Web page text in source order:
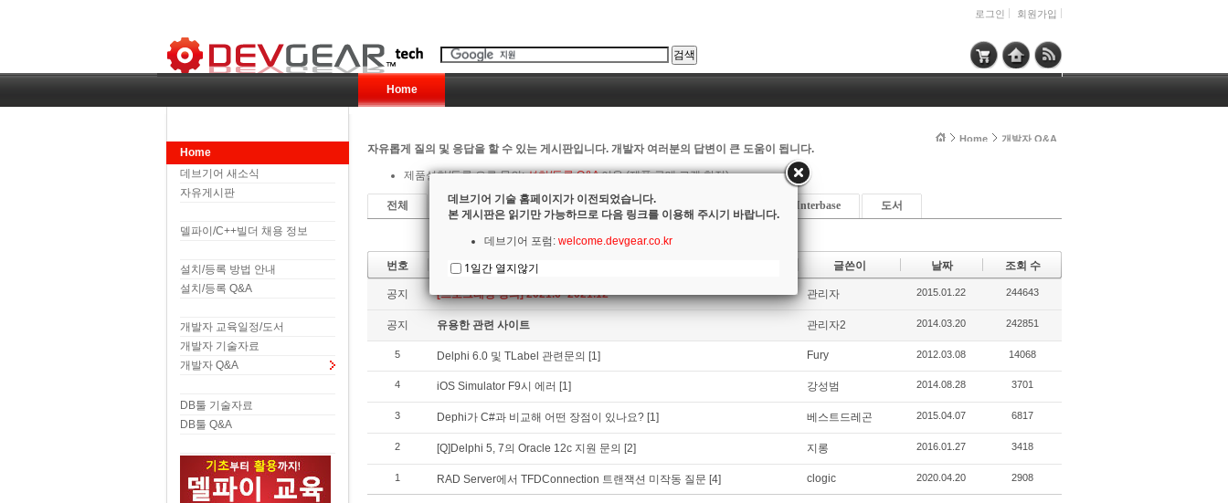
로그인 회원가입
Home
Home
데브기어 새소식
자유게시판
델파이/C++빌더 채용 정보
설치/등록 방법 안내
설치/등록 Q&A
개발자 교육일정/도서
개발자 기술자료
개발자 Q&A
DB툴 기술자료
DB툴 Q&A
Home 개발자 Q&A
자유롭게 질의 및 응답을 할 수 있는 게시판입니다. 개발자 여러분의 답변이 큰 도움이 됩니다.
제품설치/등록 오류 문의:설치/등록 Q&A이용 (제품 구매 고객 한정)
전체 Delphi C++ Builder RadPHP Interbase 도서
번호 글쓴이 날짜 조회 수
공지 [프로그래밍 강의] 2021.6~2021.12 관리자 2015.01.22 244643
공지 유용한 관련 사이트 관리자2 2014.03.20 242851
5 Delphi 6.0 및 TLabel 관련문의 [1] Fury 2012.03.08 14068
4 iOS Simulator F9시 에러 [1] 강성범 2014.08.28 3701
3 Dephi가 C#과 비교해 어떤 장점이 있나요? [1] 베스트드레곤 2015.04.07 6817
2 [Q]Delphi 5, 7의 Oracle 12c 지원 문의 [2] 지롱 2016.01.27 3418
1 RAD Server에서 TFDConnection 트랜잭션 미작동 질문 [4] clogic 2020.04.20 2908
데브기어 기술 홈페이지가 이전되었습니다.
본 게시판은 읽기만 가능하므로 다음 링크를 이용해 주시기 바랍니다.
데브기어 포럼: welcome.devgear.co.kr
1일간 열지않기